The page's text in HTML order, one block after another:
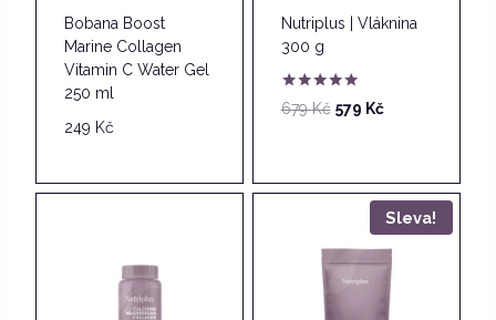
Bobana Boost
Marine Collagen
Vitamin C Water Gel
250 ml
249 Kč
Nutriplus | Vláknina
300 g
Hodnocení
5.00
679Kč Původní
679 Kč.
579 KčAktuální
579 Kč.
Sleva!